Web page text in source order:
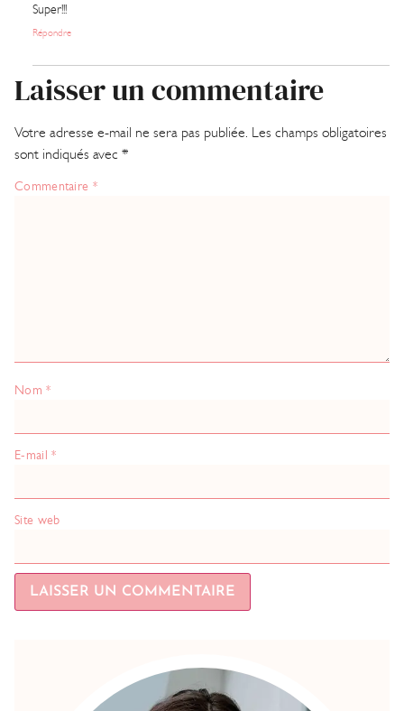
Super!!!
Répondre
Laisser un commentaire
Votre adresse e-mail ne sera pas publiée. Les champs obligatoires
sont indiqués avec *
Commentaire *
Nom*
E-mail*
Site web